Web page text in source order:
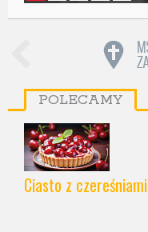
POLECAMY
Ciasto z czereśniami